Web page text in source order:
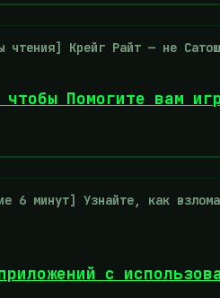
чтения] Крейг Райт — не
Помогите вам
6 минут] Узнайте, как
с